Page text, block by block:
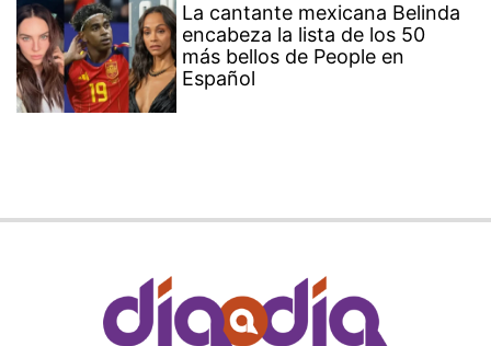
La cantante mexicana Belinda
encabeza la lista de los 50
más bellos de People en
Español